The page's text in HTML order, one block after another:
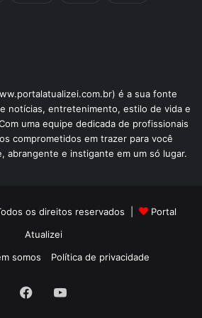
é a sua fonte
notícias, entretenimento, estilo de vida e
uma equipe dedicada de profissionais
comprometidos em trazer para você
abrangente e instigante em um só lugar.
os direitos reservados |
Portal
Atualizei
somos Política de privacidade
FacebookYouTube